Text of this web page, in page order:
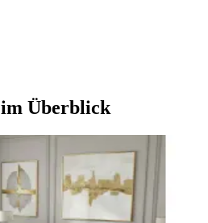
im Überblick